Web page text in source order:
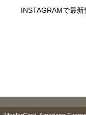
INSTAGRAMで最